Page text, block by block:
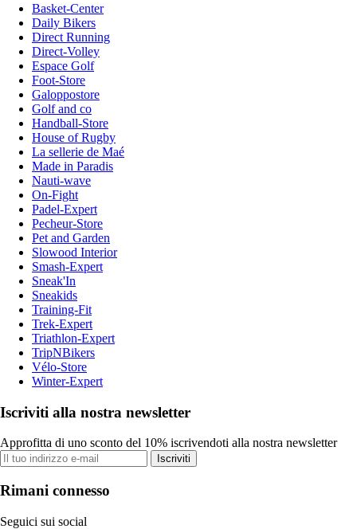
Basket-Center
Daily Bikers
Direct Running
Direct-Volley
Espace Golf
Foot-Store
Galoppostore
Golf and co
Handball-Store
House of Rugby
La sellerie de Maé
Made in Paradis
Nauti-wave
On-Fight
Padel-Expert
Pecheur-Store
Pet and Garden
Slowood Interior
Smash-Expert
Sneak'In
Sneakids
Training-Fit
Trek-Expert
Triathlon-Expert
TripNBikers
Vélo-Store
Winter-Expert
Iscriviti alla nostra newsletter
Approfitta di uno sconto del 10% iscrivendoti alla nostra newsletter
Iscriviti
Rimani connesso
Seguici sui social